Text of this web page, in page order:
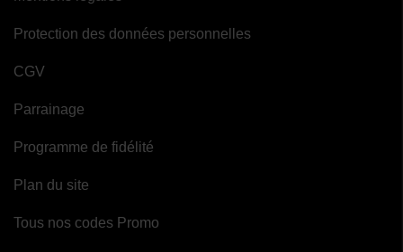
Protection des données personnelles
CGV
Parrainage
Programme de fidélité
Plan du site
Tous nos codes Promo